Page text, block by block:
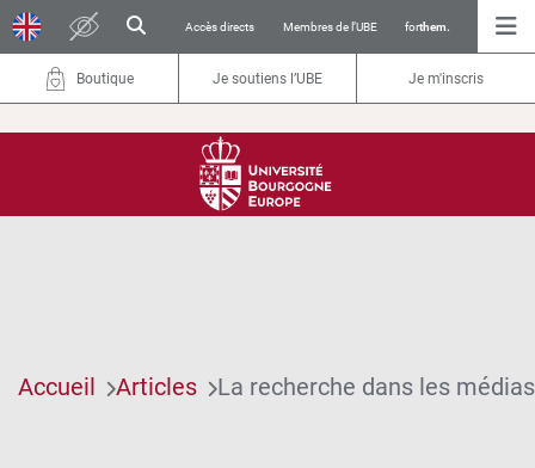
Accès directs Membres de l’UBE forthem.
Boutique Je soutiens l’UBE Je m'inscris
Accueil Articles La recherche dans les médias